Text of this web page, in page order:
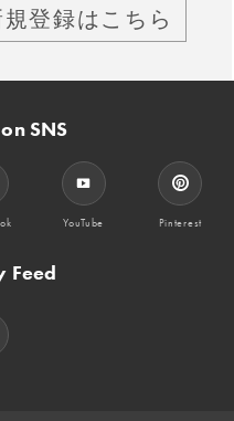
規登録はこちら
SNS
YouTube Pinterest
Feed